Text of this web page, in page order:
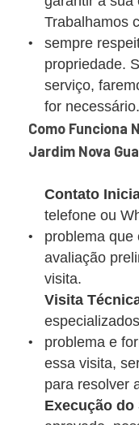
Trabalhamos
sempre
propriedade.
serviço,
for necessário.
Como Funciona
Jardim Nova
Contato
telefone ou
problema que
avaliação
visita.
Visita
problema e
essa visita,
para resolver
Execução do